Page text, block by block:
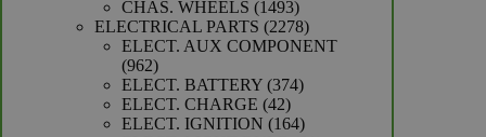
CHAS. WHEELS 14931493
producten
ELECTRICAL PARTS 22782278
producten
ELECT. AUX COMPONENT
962962
producten
ELECT. BATTERY 374374
ELECT. CHARGE 4242
producten
ELECT. IGNITION 164164